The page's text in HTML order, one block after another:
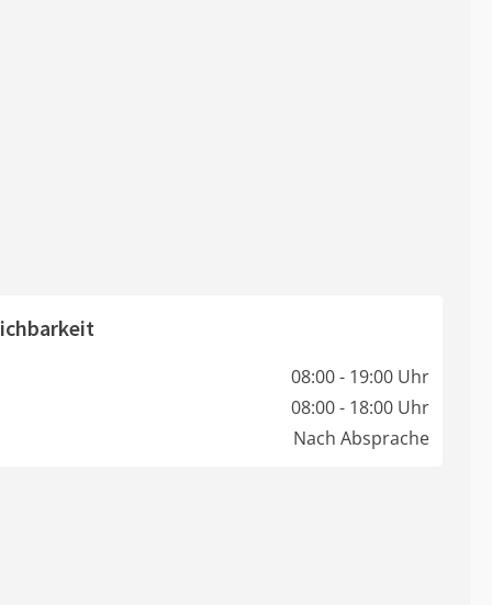
08:00 - 19:00 Uhr
08:00 - 18:00 Uhr
Nach Absprache